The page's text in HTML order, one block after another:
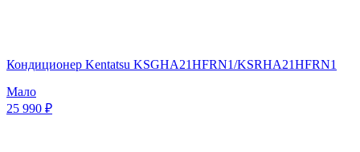
Кондиционер Kentatsu KSGHA21HFRN1/KSRHA21HFRN1
Мало
25 990 ₽